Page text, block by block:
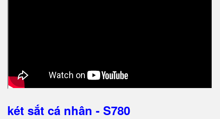
két sắt cá nhân - S780